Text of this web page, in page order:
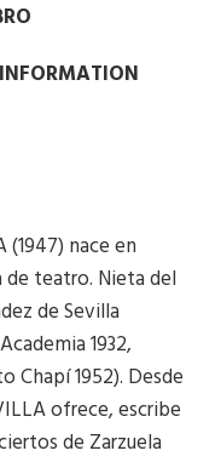
(1947) nace en
de teatro. Nieta del
de Sevilla
1932,
Chapí 1952). Desde
ofrece, escribe
de Zarzuela